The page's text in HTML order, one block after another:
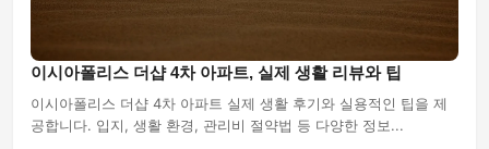
이시아폴리스 더샵 4차 아파트, 실제 생활 리뷰와 팁
이시아폴리스 더샵 4차 아파트 실제 생활 후기와 실용적인 팁을 제
공합니다. 입지, 생활 환경, 관리비 절약법 등 다양한 정보...